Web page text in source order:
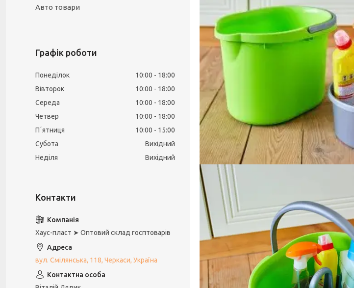
Авто товари
Графік роботи
Понеділок 10:00
18:00
Вівторок
10:00
18:00
Середа
10:00
18:00
Четвер
10:00
18:00
Пʼятниця
10:00
15:00
Субота
Вихідний
Неділя
Вихідний
Хаус-пласт ➤ Оптовий склад госптоварів
вул. Смілянська, 118, Черкаси, Україна